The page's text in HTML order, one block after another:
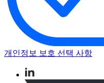
개인정보 보호 선택 사항